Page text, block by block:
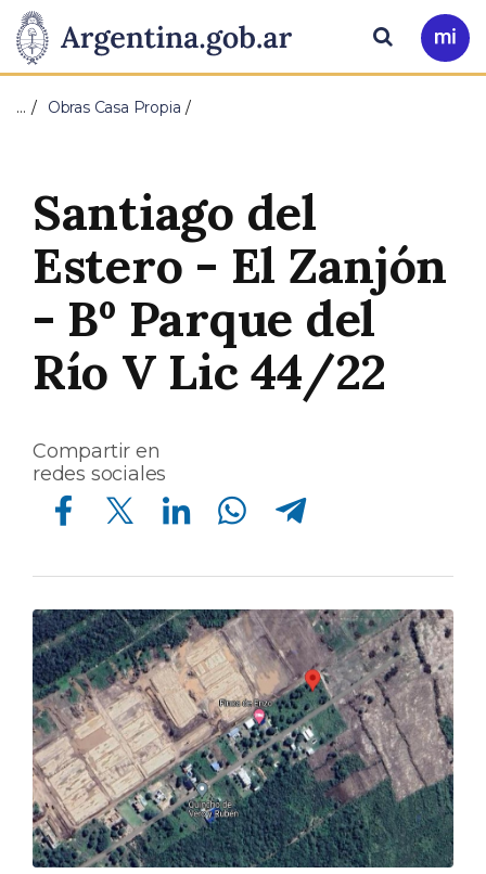
Presidencia
de
Nación
Pasar al contenido principal
Ir
a
Buscar
… Obras Casa Propia
Santiago del
Estero - El Zanjón
- Bº Parque del
Río V Lic 44/22
Compartir en
redes sociales
Compartir en Facebook Compartir en Twitter Compartir en Linkedin Compartir en Whatsapp Compartir en Telegram